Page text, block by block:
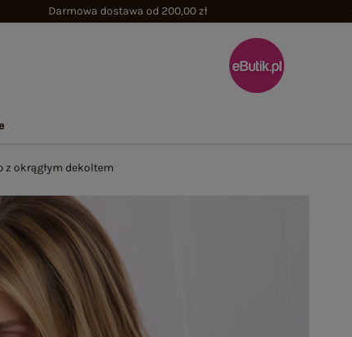
Darmowa dostawa od 200,00 zł
z okrągłym dekoltem